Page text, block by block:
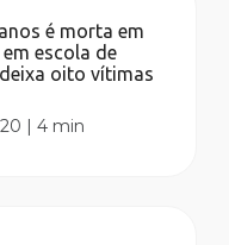
é morta em
escola de
oito vítimas
|4 min